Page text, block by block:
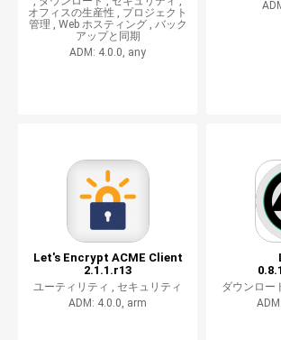
オフィスの生産性 , プロジェクト
管理 , Web ホスティング ,
バック
アップと同期
ADM: 4.0.0, any
Let's Encrypt ACME Client
2.1.1.r13
ユーティリティ , セキュリティ
ADM: 4.0.0, arm
ダウンロー